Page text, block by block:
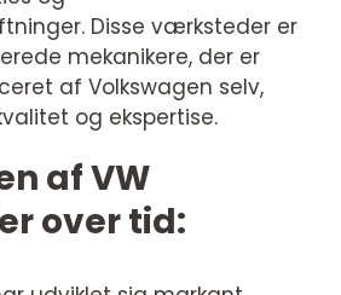
Disse værksteder er
mekanikere, der er
af Volkswagen selv,
og ekspertise.
af VW
over tid: